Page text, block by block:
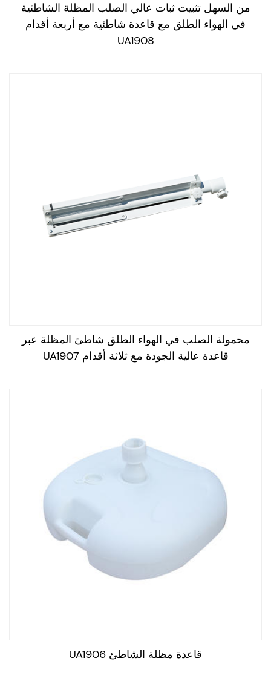
من السهل تثبيت ثبات عالي الصلب المظلة الشاطئية
في الهواء الطلق مع قاعدة شاطئية مع أربعة أقدام
UA1908
محمولة الصلب في الهواء الطلق شاطئ المظلة عبر
قاعدة عالية الجودة مع ثلاثة أقدام UA1907
قاعدة مظلة الشاطئ UA1906